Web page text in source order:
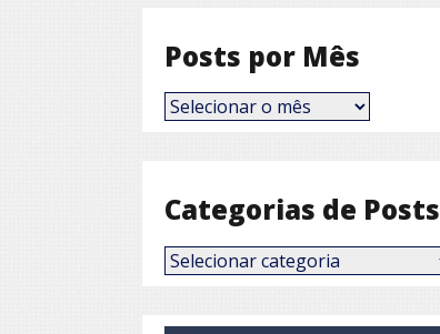
Posts por Mês
Posts
por
Categorias de Posts
Categorias
de